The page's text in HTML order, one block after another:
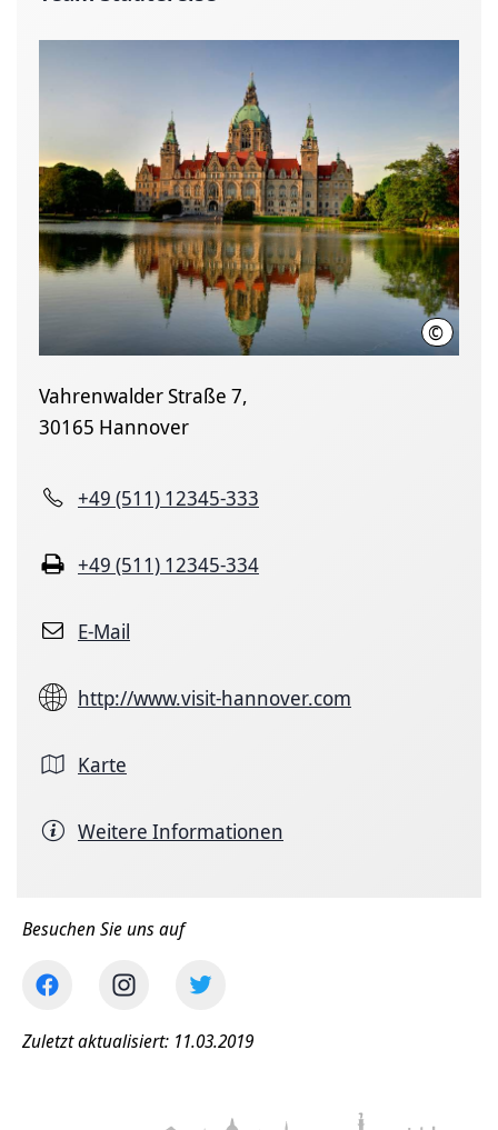
© Hassan
Vahrenwalder Straße 7,
30165 Hannover
+49 (511) 12345-333
+49 (511) 12345-334
E-Mail
http://www.visit-hannover.com
Karte
Weitere Informationen
Besuchen Sie uns auf
Zuletzt aktualisiert: 11.03.2019